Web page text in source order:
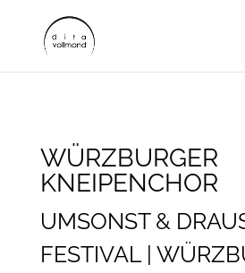
WÜRZBURGER
KNEIPENCHOR
UMSONST &
FESTIVAL |